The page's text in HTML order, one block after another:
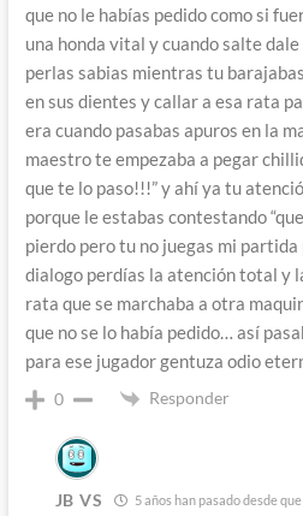
que no le habías pedido como si
una honda vital y cuando salte dale
perlas sabias mientras tu
en sus dientes y callar a esa rata
era cuando pasabas apuros en la
maestro te empezaba a pegar
que te lo paso!!!” y ahí ya tu
porque le estabas contestando
pierdo pero tu no juegas mi partida
dialogo perdías la atención total y
rata que se marchaba a otra
que no se lo había pedido… así
para ese jugador gentuza odio
0 Responder
JB VS 5 años han pasado desde